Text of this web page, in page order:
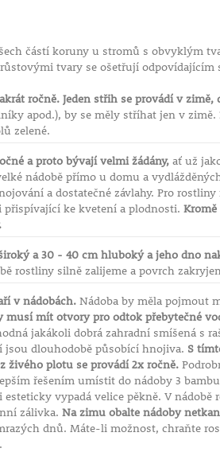
částí koruny u stromů s obvyklým
tvary se ošetřují odpovídajícím
ročně. Jeden střih se provádí v zimě,
apod.), by se měly stříhat jen v
zelené.
a proto bývají velmi žádány,ať už
nádobě přímo u domu a
a dostatečné závlahy. Pro
ke kvetení a plodnosti.
a 30 - 40 cm hluboký a jeho dno
rostliny silně zalijeme a povrch
v nádobách.Nádoba by měla pojmout
musí mít otvory pro odtok přebytečné
jakákoli dobrá zahradní smíšená s
dlouhodobě působící hnojiva. S
živého plotu se provádí 2x ročně.
řešením umístit do nádoby 3
vypadá velice pěkně. V
zálivka. Na zimu obalte nádoby
dnů. Máte-li možnost, chraňte